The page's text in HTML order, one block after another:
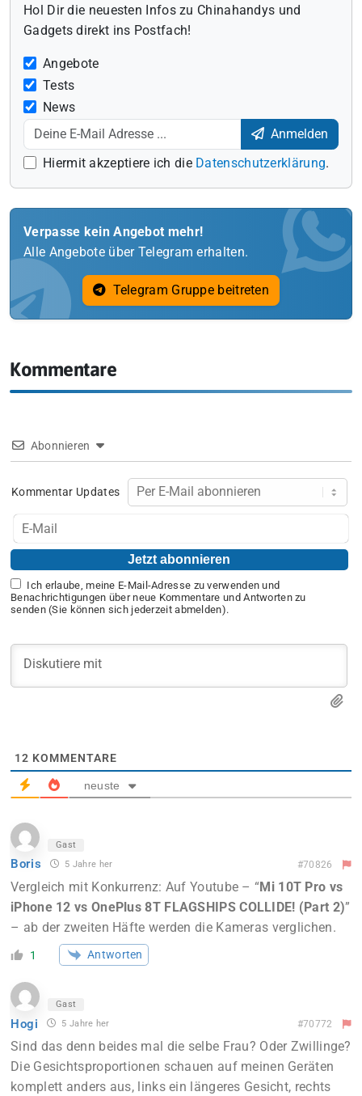
Hol Dir die neuesten Infos zu Chinahandys und
Gadgets direkt ins Postfach!
Angebote
Tests
News
Anmelden
Hiermit akzeptiere ich die Datenschutzerklärung.
Verpasse kein Angebot mehr!
Alle Angebote über Telegram erhalten.
Telegram Gruppe beitreten
Kommentare
Abonnieren
Kommentar Updates
Ich erlaube, meine E-Mail-Adresse zu verwenden und
Benachrichtigungen über neue Kommentare und Antworten zu
senden (Sie können sich jederzeit abmelden).
12 KOMMENTARE
neuste
Gast
Boris 5 Jahre her #70826
Vergleich mit Konkurrenz: Auf Youtube – “Mi 10T Pro vs
iPhone 12 vs OnePlus 8T FLAGSHIPS COLLIDE! (Part 2)”
– ab der zweiten Häfte werden die Kameras verglichen.
1 Antworten
Gast
Hogi 5 Jahre her #70772
Sind das denn beides mal die selbe Frau? Oder Zwillinge?
Die Gesichtsproportionen schauen auf meinen Geräten
komplett anders aus, links ein längeres Gesicht, rechts